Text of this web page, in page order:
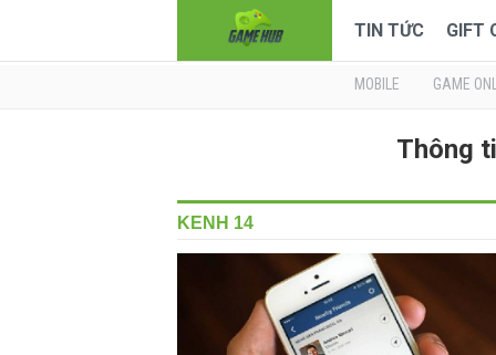
TIN TỨC GIFT
MOBILE GAME
Thông
KENH 14